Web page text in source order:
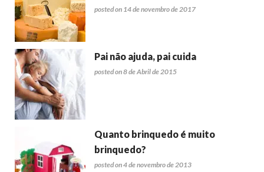
posted on 14 de novembro de 2017
Pai não ajuda, pai cuida
posted on 8 de Abril de 2015
Quanto brinquedo é muito
brinquedo?
posted on 4 de novembro de 2013